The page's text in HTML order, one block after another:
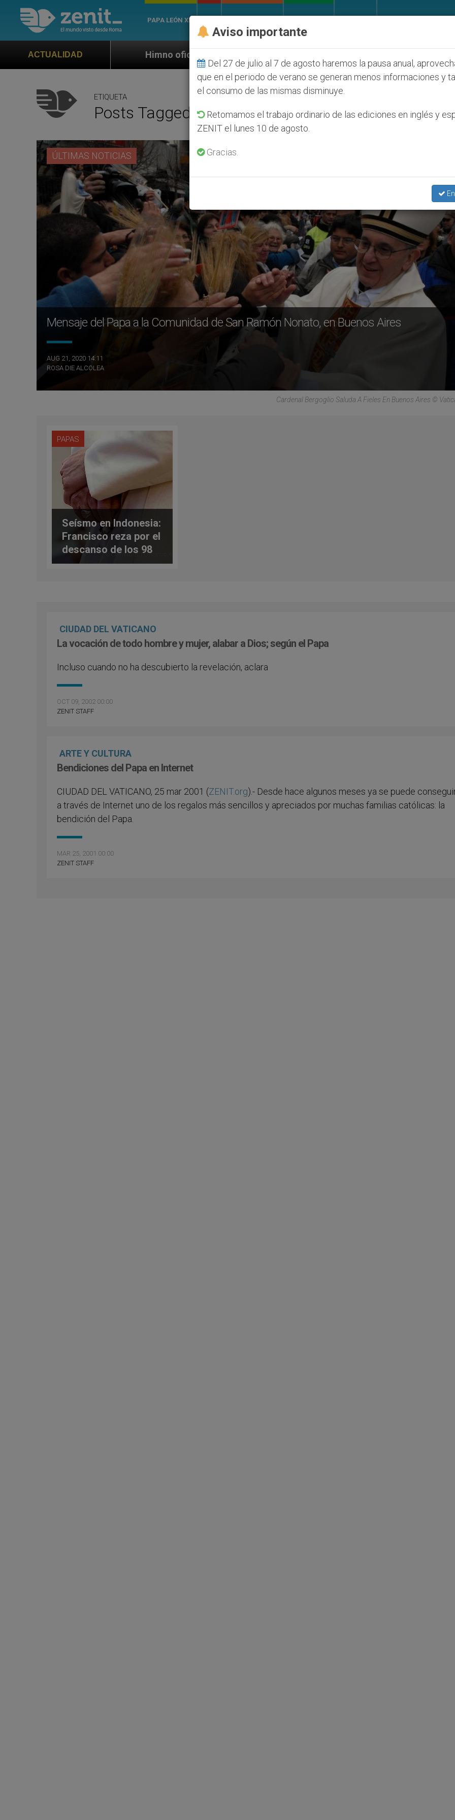
PAPA LEÓN XIV
ACTUALIDAD
Himno oficial de la Jornada Mundial de la Juventud Seúl 2027
ETIQUETA
Posts Tagged ‘bendiciones’
ÚLTIMAS NOTICIAS
Mensaje del Papa a la Comunidad de San Ramón Nonato, en Buenos Aires
AUG 21, 2020 14:11
ROSA DIE ALCOLEA
Cardenal Bergoglio Saluda A Fieles En Buenos Aires ©
PAPAS
Seísmo en Indonesia:
Francisco reza por el
descanso de los 98
fallecidos
CIUDAD DEL VATICANO
La vocación de todo hombre y mujer, alabar a Dios; según el Papa
Incluso cuando no ha descubierto la revelación, aclara
OCT 09, 2002 00:00
ZENIT STAFF
ARTE Y CULTURA
Bendiciones del Papa en Internet
CIUDAD DEL VATICANO, 25 mar 2001 (ZENIT.org).- Desde hace algunos meses ya se puede
a través de Internet uno de los regalos más sencillos y apreciados por muchas familias católicas: la
bendición del Papa.
MAR 25, 2001 00:00
ZENIT STAFF
Aviso importante
Del 27 de julio al 7 de agosto haremos la pausa anual,
que en el periodo de verano se generan menos informaciones y
el consumo de las mismas disminuye.
Retomamos el trabajo ordinario de las ediciones en inglés y
ZENIT el lunes 10 de agosto.
Gracias.